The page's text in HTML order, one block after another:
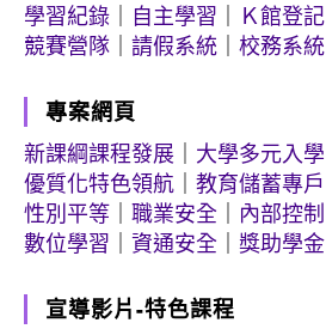
學習紀錄
自主學習
Ｋ館登記
競賽營隊
請假系統 校務系統
專案網頁
新課綱課程發展
大學多元入學
優質化特色領航
教育儲蓄專戶
性別平等
職業安全
內部控制
數位學習
資通安全 獎助學金
宣導影片-特色課程